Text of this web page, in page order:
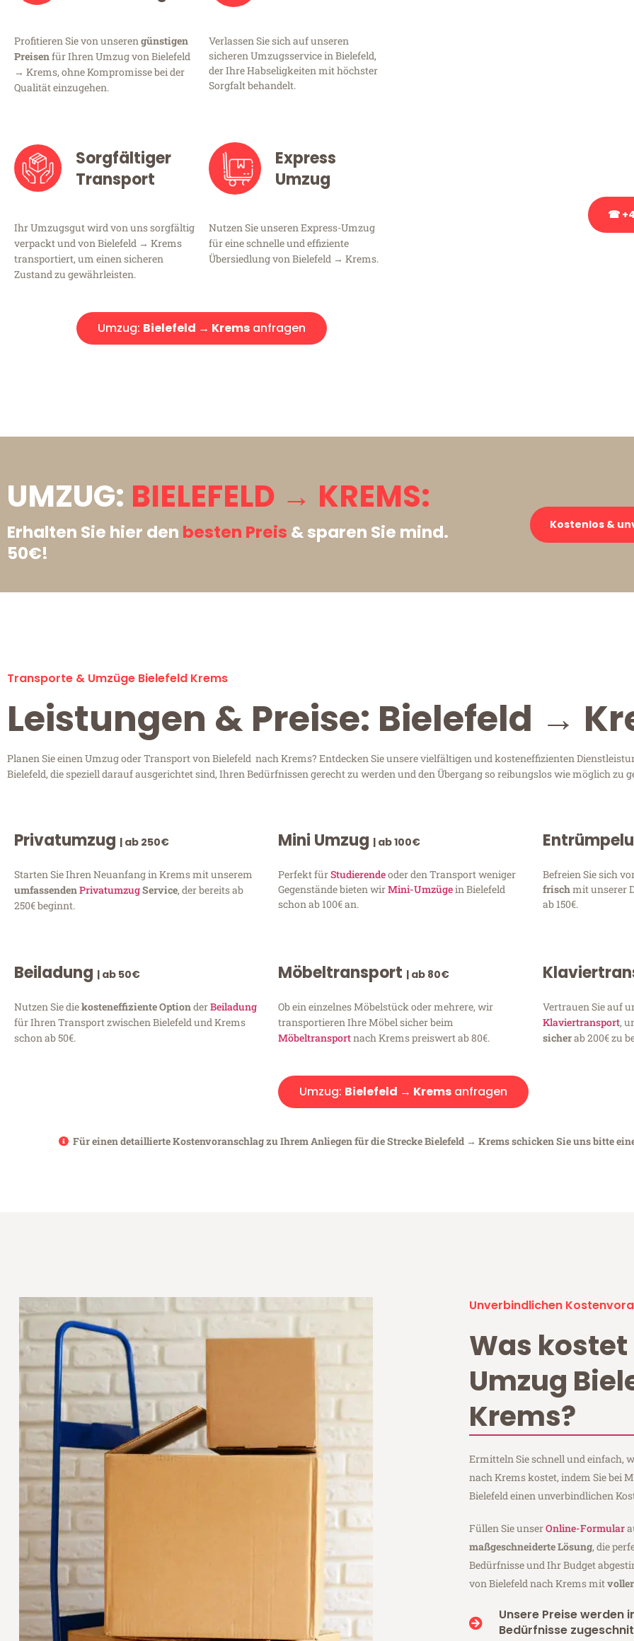
Profitieren Sie von unserengünstigen
Preisenfür Ihren Umzug von Bielefeld
→ Krems, ohne Kompromisse bei der
Qualität einzugehen.
Verlassen Sie sich auf unseren
sicheren Umzugsservice in Bielefeld,
der Ihre Habseligkeiten mit höchster
Sorgfalt behandelt.
Sorgfältiger
Transport
Ihr Umzugsgut wird von uns sorgfältig
verpackt und von Bielefeld → Krems
transportiert, um einen sicheren
Zustand zu gewährleisten.
Express
Umzug
Nutzen Sie unseren Express-Umzug
für eine schnelle und effiziente
Übersiedlung von Bielefeld → Krems.
Umzug: Bielefeld → Krems anfragen
☎
UMZUG: BIELEFELD → KREMS:
Erhalten Sie hier den besten Preis & sparen Sie mind.
50€!
Kostenlos &
Transporte & Umzüge Bielefeld Krems
Leistungen & Preise: Bielefeld →
Planen Sie einen Umzug oder Transport von Bielefeld nach Krems? Entdecken Sie unsere vielfältigen und kosteneffizienten
Bielefeld, die speziell darauf ausgerichtet sind, Ihren Bedürfnissen gerecht zu werden und den Übergang so reibungslos wie möglich zu
Privatumzug | ab 250€
Starten Sie Ihren Neuanfang in Krems mit unserem
umfassendenPrivatumzugService, der bereits ab
250€ beginnt.
Mini Umzug | ab 100€
Perfekt fürStudierendeoder den Transport weniger
Gegenstände bieten wirMini-Umzügein Bielefeld
schon ab 100€ an.
Befreien Sie sich
frischmit unserer
ab 150€.
Beiladung | ab 50€
Nutzen Sie diekosteneffiziente OptionderBeiladung
für Ihren Transport zwischen Bielefeld und Krems
schon ab 50€.
Möbeltransport | ab 80€
Ob ein einzelnes Möbelstück oder mehrere, wir
transportieren Ihre Möbel sicher beim
Möbeltransportnach Krems preiswert ab 80€.
Vertrauen Sie auf
Klaviertransport,
sicherab 200€ zu
Umzug: Bielefeld → Krems anfragen
Für einen detaillierte Kostenvoranschlag zu Ihrem Anliegen für die Strecke Bielefeld → Krems schicken Sie uns bitte
Unverbindlichen
Was kostet
Umzug
Krems?
Ermitteln Sie schnell und einfach,
nach Krems kostet, indem Sie bei
Bielefeld einen unverbindlichen
Füllen Sie unserOnline-Formular
maßgeschneiderte Lösung, die
Bedürfnisse und Ihr Budget
von Bielefeld nach Krems mit
Unsere Preise werden
Bedürfnisse